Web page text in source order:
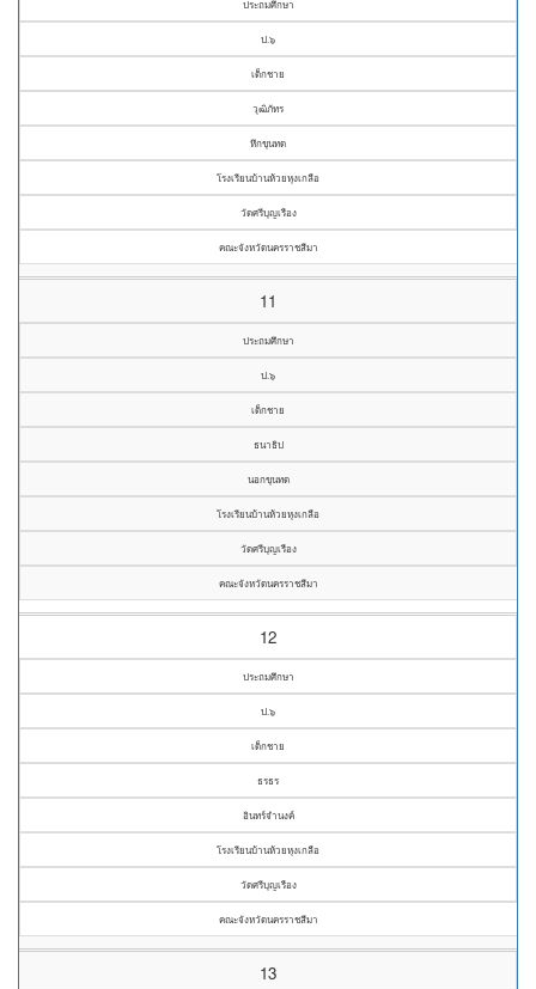
ประถมศึกษา
ป.๖
เด็กชาย
วุฒิภัทร
หึกขุนทด
โรงเรียนบ้านห้วยหุงเกลือ
วัดศรีบุญเรือง
คณะจังหวัดนครราชสีมา
11
ประถมศึกษา
ป.๖
เด็กชาย
ธนาธิป
นอกขุนทด
โรงเรียนบ้านห้วยหุงเกลือ
วัดศรีบุญเรือง
คณะจังหวัดนครราชสีมา
12
ประถมศึกษา
ป.๖
เด็กชาย
ธรธร
อินทร์จำนงค์
โรงเรียนบ้านห้วยหุงเกลือ
วัดศรีบุญเรือง
คณะจังหวัดนครราชสีมา
13